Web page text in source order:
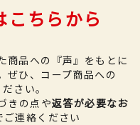
こちらから
商品への『声』をもとに
ぜひ、コープ商品への
さい。
きの点や返答が必要なお
ご連絡ください